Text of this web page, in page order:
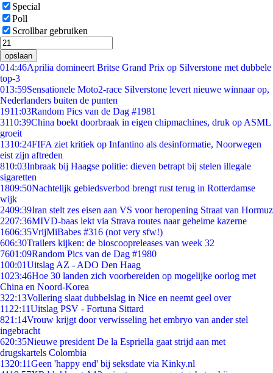
Special
Poll
Scrollbar gebruiken
opslaan
014:46Aprilia domineert Britse Grand Prix op Silverstone met dubbele
top-3
013:59Sensationele Moto2-race Silverstone levert nieuwe winnaar op,
Nederlanders buiten de punten
1911:03Random Pics van de Dag #1981
3110:39China boekt doorbraak in eigen chipmachines, druk op ASML
groeit
1310:24FIFA ziet kritiek op Infantino als desinformatie, Noorwegen
eist zijn aftreden
810:03Inbraak bij Haagse politie: dieven betrapt bij stelen illegale
sigaretten
1809:50Nachtelijk gebiedsverbod brengt rust terug in Rotterdamse
wijk
2409:39Iran stelt zes eisen aan VS voor heropening Straat van Hormuz
2207:36MIVD-baas lekt via Strava routes naar geheime kazerne
1606:35VrijMiBabes #316 (not very sfw!)
606:30Trailers kijken: de bioscoopreleases van week 32
7601:09Random Pics van de Dag #1980
100:01Uitslag AZ - ADO Den Haag
1023:46Hoe 30 landen zich voorbereiden op mogelijke oorlog met
China en Noord-Korea
322:13Vollering slaat dubbelslag in Nice en neemt geel over
11 22:11Uitslag PSV - Fortuna Sittard
821:14Vrouw krijgt door verwisseling het embryo van ander stel
ingebracht
620:35Nieuwe president De la Espriella gaat strijd aan met
drugskartels Colombia
1320:11Geen 'happy end' bij seksdate via Kinky.nl